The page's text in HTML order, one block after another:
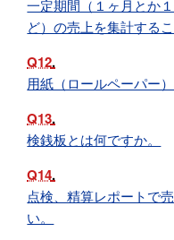
一定期間（１ヶ月とか
ど）の売上を集計する
Q12
用紙（ロールペーパー
Q13
検銭板とは何ですか。
Q14
点検、精算レポートで
い。